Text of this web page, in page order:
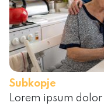
Subkopje
Lorem ipsum